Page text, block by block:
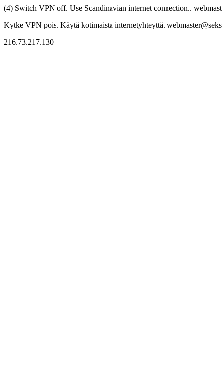
(4) Switch VPN off. Use Scandinavian internet connection..
Kytke VPN pois. Käytä kotimaista internetyhteyttä.
216.73.217.130